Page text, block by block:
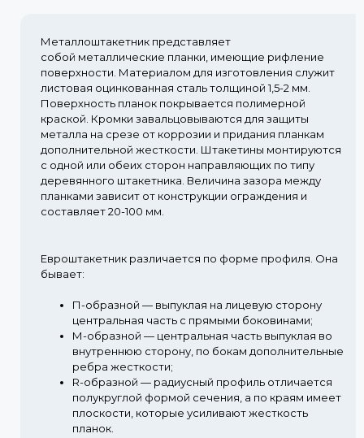
Металлоштакетник представляет
собой металлические планки, имеющие рифление
поверхности. Материалом для изготовления служит
листовая оцинкованная сталь толщиной 1,5-2 мм.
Поверхность планок покрывается полимерной
краской. Кромки завальцовываются для защиты
металла на срезе от коррозии и придания планкам
дополнительной жесткости. Штакетины монтируются
с одной или обеих сторон направляющих по типу
деревянного штакетника. Величина зазора между
планками зависит от конструкции ограждения и
составляет 20-100 мм.
Евроштакетник различается по форме профиля. Она
бывает:
П-образной — выпуклая на лицевую сторону
центральная часть с прямыми боковинами;
М-образной — центральная часть выпуклая во
внутреннюю сторону, по бокам дополнительные
ребра жесткости;
R-образной — радиусный профиль отличается
полукруглой формой сечения, а по краям имеет
плоскости, которые усиливают жесткость
планок.